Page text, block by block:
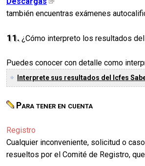
también encuentras exámenes
11.¿Cómo interpreto los resultados
Puedes conocer con detalle como
Interprete sus resultados del Icfes
Para tener en cuenta
Registro
Cualquier inconveniente, solicitud o
resueltos por el Comité de Registro,